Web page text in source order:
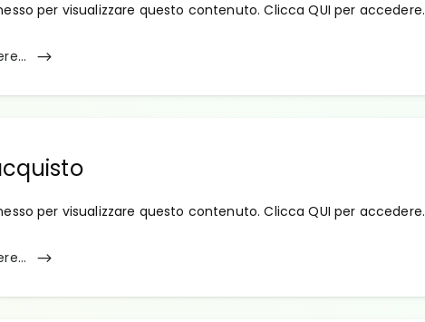
per visualizzare questo contenuto. Clicca QUI per accedere.
per visualizzare questo contenuto. Clicca QUI per accedere.